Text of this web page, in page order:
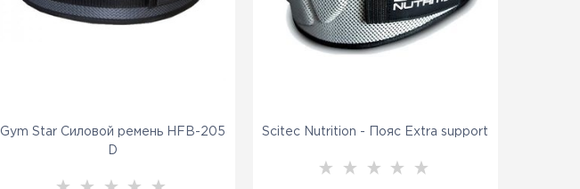
Gym Star Силовой ремень HFB-205
D
Scitec Nutrition - Пояс Extra support